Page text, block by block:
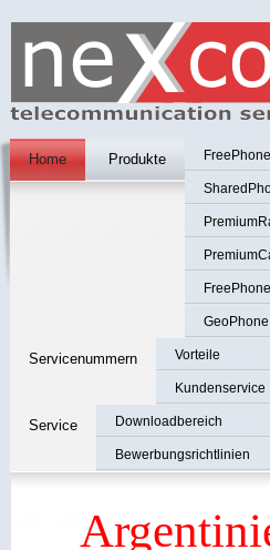
Home Produkte
GeoPhone
Servicenummern Vorteile
Kundenservice
Service Downloadbereich
Bewerbungsrichtlinien